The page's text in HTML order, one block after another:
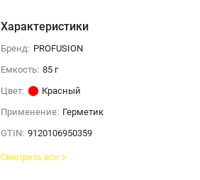
Характеристики
Бренд: PROFUSION
Емкость: 85 г
Цвет:
Красный
Применение: Герметик
GTIN: 9120106950359
Смотреть все